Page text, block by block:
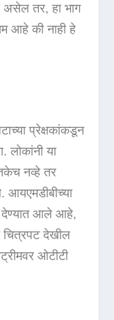
असेल तर, हा भाग
आहे की नाही हे
प्रेक्षकांकडून
लोकांनी या
नव्हे तर
आयएमडीबीच्या
देण्यात आले आहे,
देखील
ओटीटी